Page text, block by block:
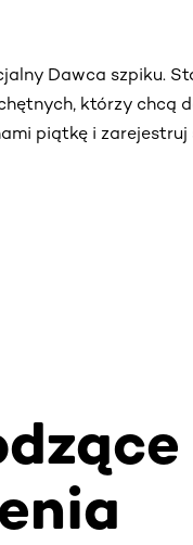
Dawca szpiku.
którzy chcą
piątkę i